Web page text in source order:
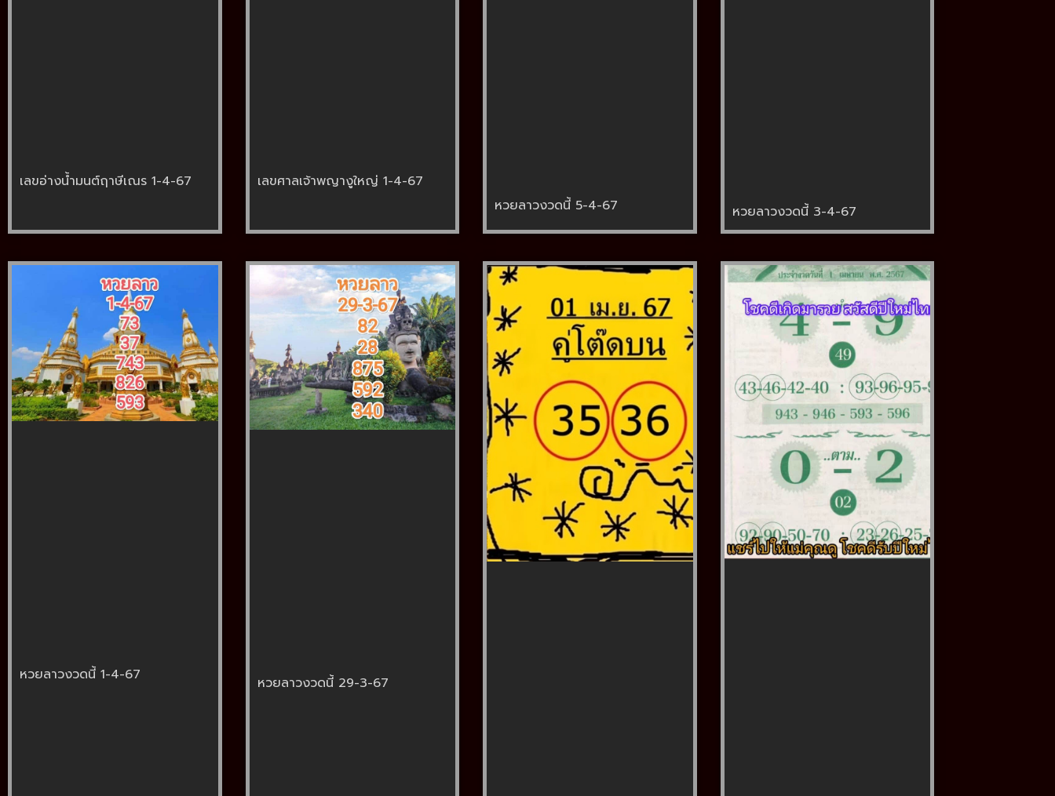
เลขอ่างน้ำมนต์ฤาษีเณร 1-4-67
เลขศาลเจ้าพญางูใหญ่ 1-4-67
หวยลาวงวดนี้ 5-4-67
หวยลาวงวดนี้ 3-4-67
หวยลาวงวดนี้ 1-4-67 หวยลาวงวดนี้ 29-3-67